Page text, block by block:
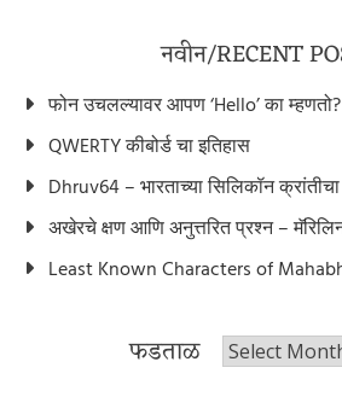
नवीन/RECENT
फोन उचलल्यावर आपण ‘Hello’ का
QWERTY कीबोर्ड चा इतिहास
Dhruv64 – भारताच्या सिलिकॉन
अखेरचे क्षण आणि अनुत्तरित प्रश्न –
Least Known Characters of
फडताळ फडताळ